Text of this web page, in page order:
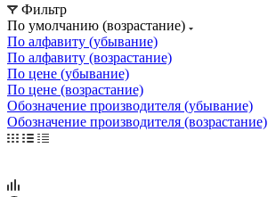
Фильтр
По умолчанию (возрастание)
По алфавиту (убывание)
По алфавиту (возрастание)
По цене (убывание)
По цене (возрастание)
Обозначение производителя (убывание)
Обозначение производителя (возрастание)